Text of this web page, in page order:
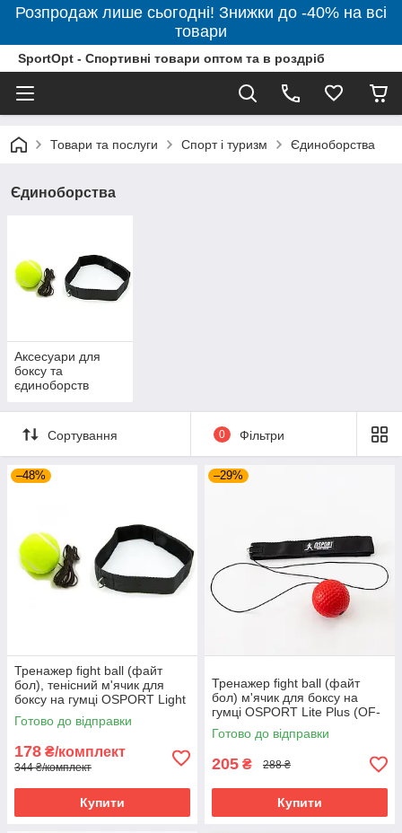
Розпродаж лише сьогодні! Знижки до -40% на всі
товари
SportOpt - Спортивні товари оптом та в роздріб
Товари та послуги Спорт і туризм Єдиноборства
Єдиноборства
Аксесуари для
боксу та
єдиноборств
Сортування 0 Фільтри
–48%
Тренажер fight ball (файт
бол), тенісний м'ячик для
боксу на гумці OSPORT Light
(FI-0132)
Готово до відправки
178 ₴/комплект
344 ₴/комплект
Купити
–29%
Тренажер fight ball (файт
бол) м'ячик для боксу на
гумці OSPORT Lite Plus (OF-
0007) Червоний
Готово до відправки
205 ₴ 288 ₴
Купити